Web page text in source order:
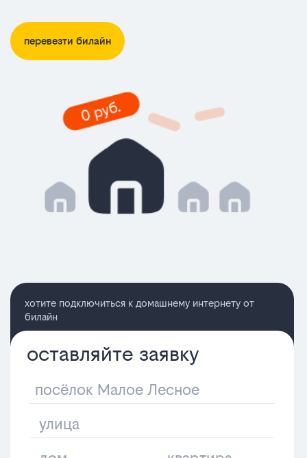
перевезти билайн
хотите подключиться к домашнему интернету от
билайн
оставляйте заявку